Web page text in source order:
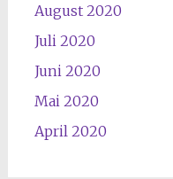
August 2020
Juli 2020
Juni 2020
Mai 2020
April 2020